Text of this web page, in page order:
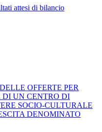
attesi di bilancio
OFFERTE PER
UN CENTRO DI
SOCIO-CULTURALE
DENOMINATO